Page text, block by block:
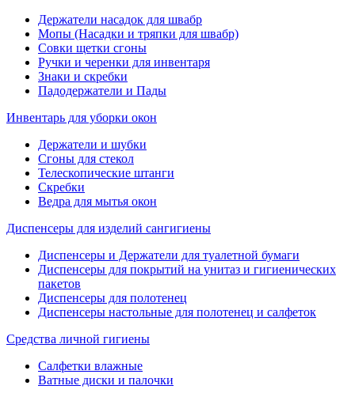
Держатели насадок для швабр
Мопы (Насадки и тряпки для швабр)
Совки щетки сгоны
Ручки и черенки для инвентаря
Знаки и скребки
Падодержатели и Пады
Инвентарь для уборки окон
Держатели и шубки
Сгоны для стекол
Телескопические штанги
Скребки
Ведра для мытья окон
Диспенсеры для изделий сангигиены
Диспенсеры и Держатели для туалетной бумаги
Диспенсеры для покрытий на унитаз и гигиенических
пакетов
Диспенсеры для полотенец
Диспенсеры настольные для полотенец и салфеток
Средства личной гигиены
Салфетки влажные
Ватные диски и палочки